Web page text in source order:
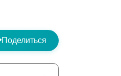
Поделиться